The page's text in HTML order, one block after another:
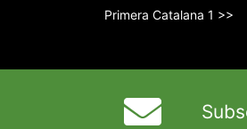
Primera Catalana 1 >>